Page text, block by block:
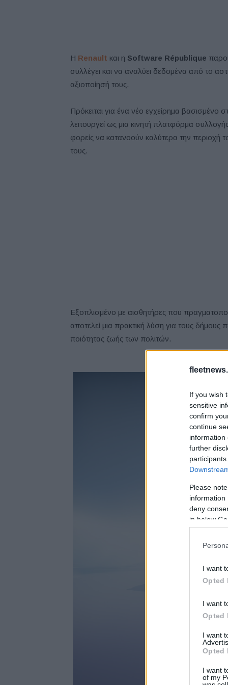
If you wish
sensitive
confirm
continue
information
further
Please
information
deny
in below
I want
Opted
I want
Opted
I want
Opted
I want
of my
Η Renault και η Software République
συλλέγει και να αναλύει δεδομένα από το
αξιοποίησή τους.
Πρόκειται για ένα νέο εγχείρημα βασισμένο
λειτουργεί ως μια κινητή πλατφόρμα
φορείς να κατανοούν καλύτερα την περιοχή
τους.
Εξοπλισμένο με αισθητήρες που
αποτελεί μια πρακτική λύση για τους δήμους
ποιότητας ζωής των πολιτών.